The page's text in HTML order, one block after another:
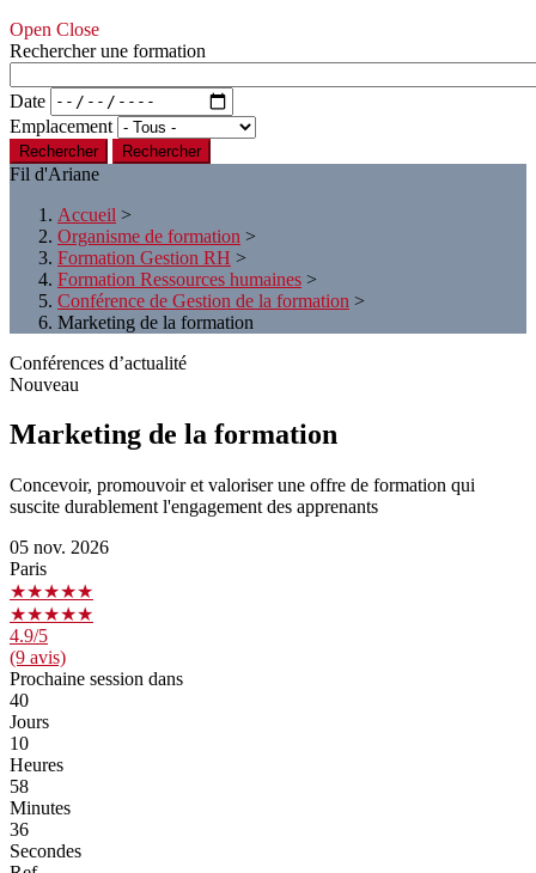
Open Close
Rechercher une formation
Date
Emplacement
Rechercher
Fil d'Ariane
Accueil >
Organisme de formation >
Formation Gestion RH >
Formation Ressources humaines >
Conférence de Gestion de la formation >
Marketing de la formation
Conférences d’actualité
Nouveau
Marketing de la formation
Concevoir, promouvoir et valoriser une offre de formation qui
suscite durablement l'engagement des apprenants
05 nov. 2026
Paris
★★★★★
★★★★★
4.9/5
(9 avis)
Prochaine session dans
40
Jours
10
Heures
58
Minutes
36
Secondes